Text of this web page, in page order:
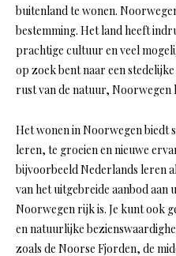
buitenland te wonen.
bestemming. Het land heeft
prachtige cultuur en veel
op zoek bent naar een
rust van de natuur, Noorwegen
Het wonen in Noorwegen biedt
leren, te groeien en nieuwe
bijvoorbeeld Nederlands leren
van het uitgebreide aanbod aan
Noorwegen rijk is. Je kunt ook
en natuurlijke
zoals de Noorse Fjorden, de